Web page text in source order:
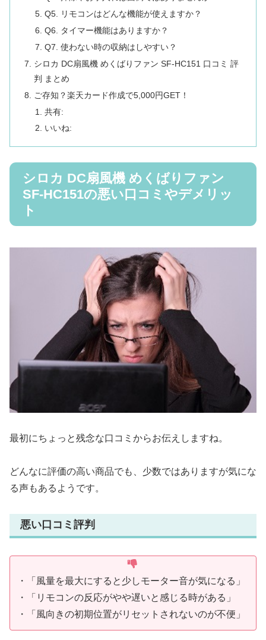
Q5. リモコンはどんな機能が使えますか？
Q6. タイマー機能はありますか？
Q7. 使わない時の収納はしやすい？
シロカ DC扇風機 めくばりファン SF-HC151 口コミ 評
判 まとめ
ご存知？楽天カード作成で5,000円GET！
共有:
いいね:
シロカ DC扇風機 めくばりファン
SF-HC151の悪い口コミやデメリッ
ト
最初にちょっと残念な口コミからお伝えしますね。
どんなに評価の高い商品でも、少数ではありますが気にな
る声もあるようです。
悪い口コミ評判
・「風量を最大にすると少しモーター音が気になる」
・「リモコンの反応がやや遅いと感じる時がある」
・「風向きの初期位置がリセットされないのが不便」